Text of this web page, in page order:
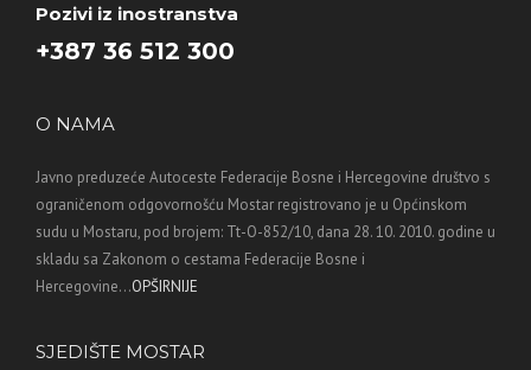
Pozivi iz inostranstva
+387 36 512 300
O NAMA
Javno preduzeće Autoceste Federacije Bosne i Hercegovine društvo s
ograničenom odgovornošću Mostar registrovano je u Općinskom
sudu u Mostaru, pod brojem: Tt-O-852/10, dana 28. 10. 2010. godine u
skladu sa Zakonom o cestama Federacije Bosne i
Hercegovine...OPŠIRNIJE
SJEDIŠTE MOSTAR